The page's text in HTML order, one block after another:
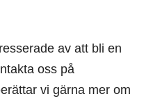
av att bli en
oss på
vi gärna mer om